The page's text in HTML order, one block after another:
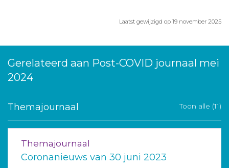
Laatst gewijzigd op 19 november 2025
Gerelateerd aan Post-COVID journaal mei
2024
Themajournaal Toon alle (11)
Themajournaal
Coronanieuws van 30 juni 2023